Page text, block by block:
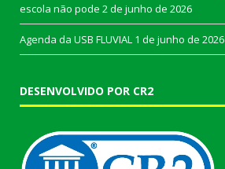
escola não pode 2 de junho de 2026
Agenda da USB FLUVIAL 1 de junho de 2026
DESENVOLVIDO POR CR2